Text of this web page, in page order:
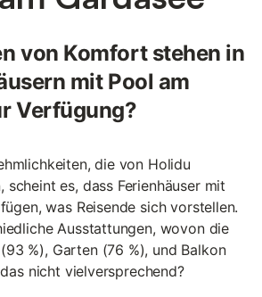
von Komfort stehen in
mit Pool am
Verfügung?
die von Holidu
scheint es, dass Ferienhäuser mit
was Reisende sich vorstellen.
Ausstattungen, wovon die
%), Garten (76 %), und Balkon
nicht vielversprechend?